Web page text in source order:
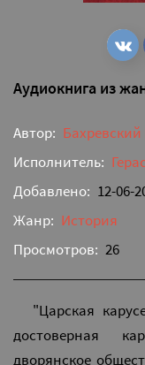
Аудиокнига из
Автор:
Исполнитель:
Добавлено: 12-06-
Жанр: История
Просмотров: 26
"Царская
достоверная
дворянское